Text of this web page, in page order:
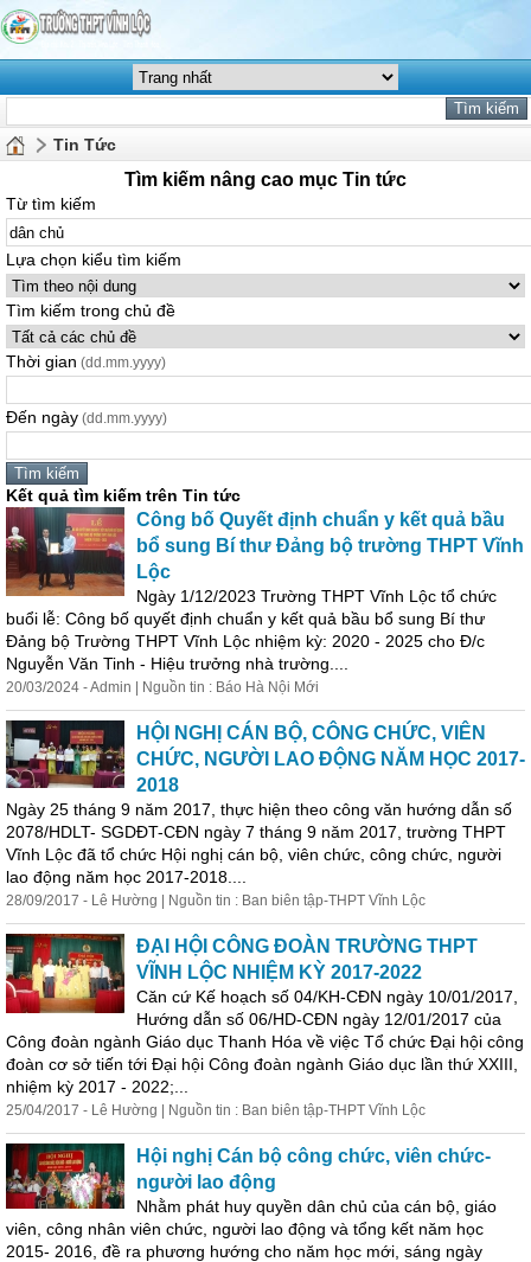
Tin Tức
Tìm kiếm nâng cao mục Tin tức
Từ tìm kiếm
Lựa chọn kiểu tìm kiếm
Tìm kiếm trong chủ đề
Thời gian (dd.mm.yyyy)
Đến ngày (dd.mm.yyyy)
Kết quả tìm kiếm trên Tin tức
Công bố Quyết định chuẩn y kết quả bầu
bổ sung Bí thư Đảng bộ trường THPT Vĩnh
Lộc
Ngày 1/12/2023 Trường THPT Vĩnh Lộc tổ chức
buổi lễ: Công bố quyết định chuẩn y kết quả bầu bổ sung Bí thư
Đảng bộ Trường THPT Vĩnh Lộc nhiệm kỳ: 2020 - 2025 cho Đ/c
Nguyễn Văn Tinh - Hiệu trưởng nhà trường....
20/03/2024 - Admin | Nguồn tin : Báo Hà Nội Mới
HỘI NGHỊ CÁN BỘ, CÔNG CHỨC, VIÊN
CHỨC, NGƯỜI LAO ĐỘNG NĂM HỌC 2017-
2018
Ngày 25 tháng 9 năm 2017, thực hiện theo công văn hướng dẫn số
2078/HDLT- SGDĐT-CĐN ngày 7 tháng 9 năm 2017, trường THPT
Vĩnh Lộc đã tổ chức Hội nghị cán bộ, viên chức, công chức, người
lao động năm học 2017-2018....
28/09/2017 - Lê Hường | Nguồn tin : Ban biên tập-THPT Vĩnh Lộc
ĐẠI HỘI CÔNG ĐOÀN TRƯỜNG THPT
VĨNH LỘC NHIỆM KỲ 2017-2022
Căn cứ Kế hoạch số 04/KH-CĐN ngày 10/01/2017,
Hướng dẫn số 06/HD-CĐN ngày 12/01/2017 của
Công đoàn ngành Giáo dục Thanh Hóa về việc Tổ chức Đại hội công
đoàn cơ sở tiến tới Đại hội Công đoàn ngành Giáo dục lần thứ XXIII,
nhiệm kỳ 2017 - 2022;...
25/04/2017 - Lê Hường | Nguồn tin : Ban biên tập-THPT Vĩnh Lộc
Hội nghị Cán bộ công chức, viên chức-
người lao động
Nhằm phát huy quyền dân chủ của cán bộ, giáo
viên, công nhân viên chức, người lao động và tổng kết năm học
2015- 2016, đề ra phương hướng cho năm học mới, sáng ngày